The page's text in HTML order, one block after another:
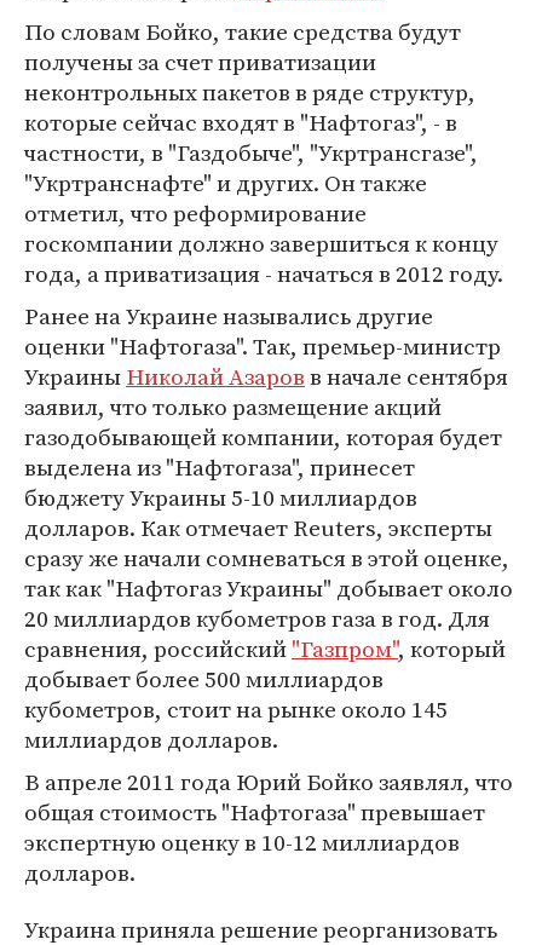
По словам Бойко, такие средства будут
получены за счет приватизации
неконтрольных пакетов в ряде структур,
которые сейчас входят в "Нафтогаз", - в
частности, в "Газдобыче", "Укртрансгазе",
"Укртранснафте" и других. Он также
отметил, что реформирование
госкомпании должно завершиться к концу
года, а приватизация - начаться в 2012 году.
Ранее на Украине назывались другие
оценки "Нафтогаза". Так, премьер-министр
УкраиныНиколай Азаровв начале сентября
заявил, что только размещение акций
газодобывающей компании, которая будет
выделена из "Нафтогаза", принесет
бюджету Украины 5-10 миллиардов
долларов. Как отмечает Reuters, эксперты
сразу же начали сомневаться в этой оценке,
так как "Нафтогаз Украины" добывает около
20 миллиардов кубометров газа в год. Для
сравнения, российский"Газпром", который
добывает более 500 миллиардов
кубометров, стоит на рынке около 145
миллиардов долларов.
В апреле 2011 года Юрий Бойко заявлял, что
общая стоимость "Нафтогаза" превышает
экспертную оценку в 10-12 миллиардов
долларов.
Украина приняла решение реорганизовать